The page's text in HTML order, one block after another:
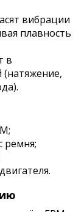
вибрации
плавность
в
(натяжение,
ремня;